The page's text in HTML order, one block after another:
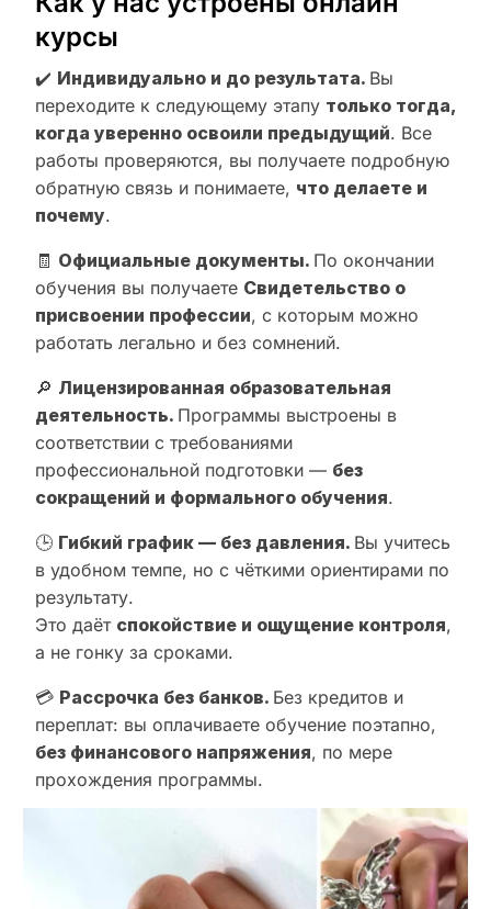
курсы
✔️ Индивидуально и до результата. Вы
переходите к следующему этапу только тогда,
когда уверенно освоили предыдущий. Все
работы проверяются, вы получаете подробную
обратную связь и понимаете, что делаете и
почему.
🧾 Официальные документы. По окончании
обучения вы получаете Свидетельство о
присвоении профессии, с которым можно
работать легально и без сомнений.
🔎 Лицензированная образовательная
деятельность. Программы выстроены в
соответствии с требованиями
профессиональной подготовки — без
сокращений и формального обучения.
🕒 Гибкий график — без давления. Вы учитесь
в удобном темпе, но с чёткими ориентирами по
результату.
Это даёт спокойствие и ощущение контроля,
а не гонку за сроками.
💳 Рассрочка без банков. Без кредитов и
переплат: вы оплачиваете обучение поэтапно,
без финансового напряжения, по мере
прохождения программы.